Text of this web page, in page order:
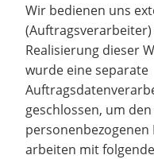
Wir bedienen uns
Realisierung dieser
wurde eine separate
geschlossen, um
arbeiten mit